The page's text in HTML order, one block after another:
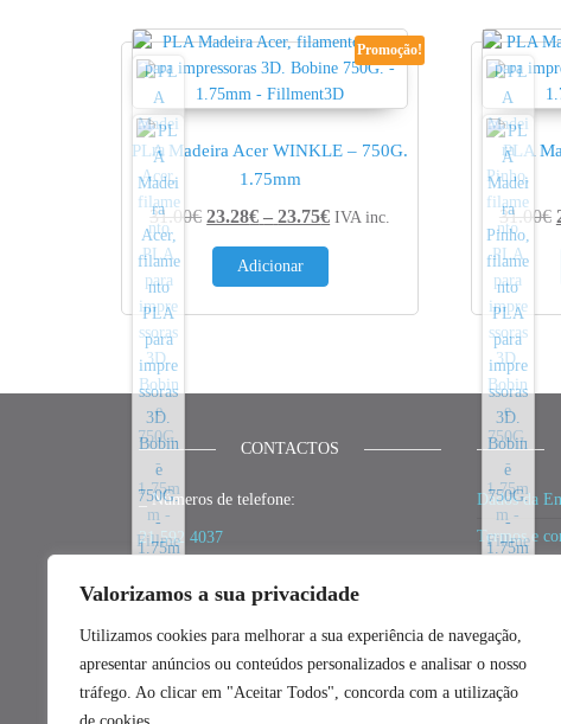
Valorizamos a sua privacidade
Utilizamos cookies para melhorar a sua experiência de navegação,
apresentar anúncios ou conteúdos personalizados e analisar o nosso
tráfego. Ao clicar em "Aceitar Todos", concorda com a utilização
Promoção!
PLA Madeira Acer WINKLE – 750G.
1.75mm
31.00€ 23.28€ – 23.75€Price range: 23.28€ through
IVA inc.
Adicionar
PLA
31.00€
CONTACTOS
_ Números de telefone:
21 592 4037
_ Redes Sociais:
Dados da
Termos e
Política de
Política
Política de
Resolução
Livro de